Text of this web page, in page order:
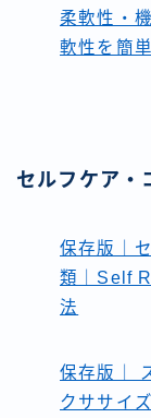
柔軟性・
軟性を簡
セルフケア・
保存版｜
類｜Self
法
保存版｜
クササイ